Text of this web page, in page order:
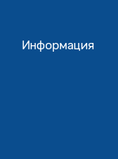
Информация